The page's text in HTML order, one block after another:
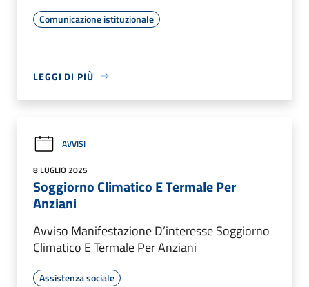
Comunicazione istituzionale
LEGGI DI PIÙ
AVVISI
8 LUGLIO 2025
Soggiorno Climatico E Termale Per
Anziani
Avviso Manifestazione D’interesse Soggiorno
Climatico E Termale Per Anziani
Assistenza sociale